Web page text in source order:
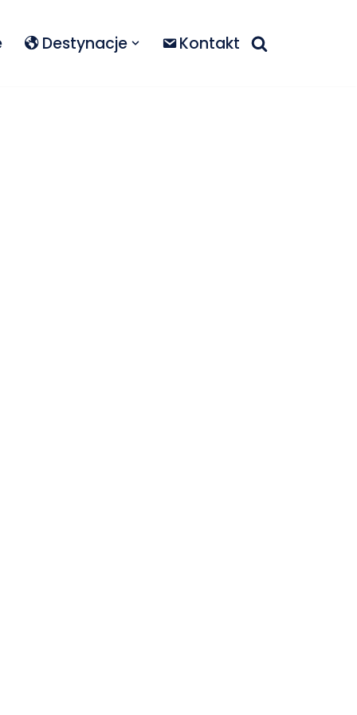
Destynacje Kontakt